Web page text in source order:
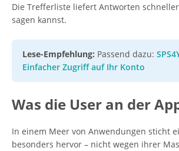
Die Trefferliste liefert Antworten
sagen kannst.
Lese-Empfehlung: Passend dazu:
Einfacher Zugriff auf Ihr Konto
Was die User an der
In einem Meer von Anwendungen sticht
besonders hervor – nicht wegen ihrer